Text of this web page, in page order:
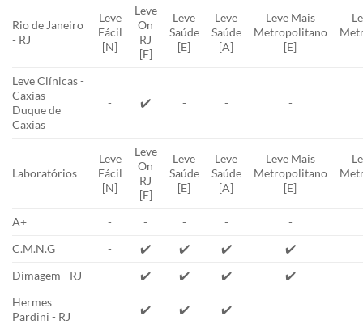
Rio de Janeiro
- RJ
Leve
Fácil
[N]
Leve
On
RJ
[E]
Leve
Saúde
[E]
Leve
Saúde
[A]
Leve Mais
Metropolitano
[E]
Leve Clínicas -
Caxias -
Duque de
Caxias
- ✔️ - - -
Laboratórios
Leve
Fácil
[N]
Leve
On
RJ
[E]
Leve
Saúde
[E]
Leve
Saúde
[A]
Leve Mais
Metropolitano
[E]
A+ - - - -
-
C.M.N.G
- ✔️ ✔️ ✔️
✔️
Dimagem - RJ
- ✔️ ✔️ ✔️
✔️
Hermes
Pardini - RJ
- ✔️ ✔️ ✔️ -